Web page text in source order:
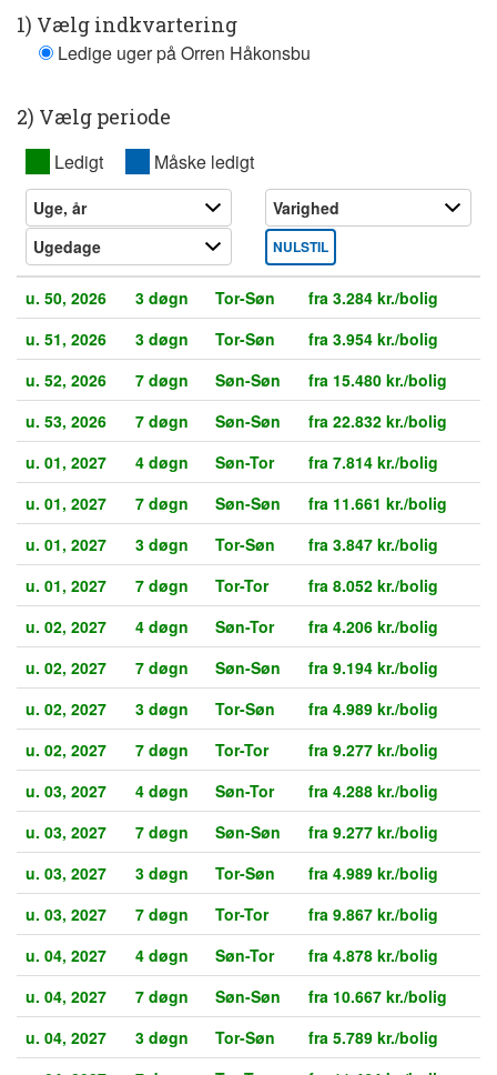
1) Vælg indkvartering
Ledige uger på Orren Håkonsbu
2) Vælg periode
Ledigt Måske ledigt
NULSTIL
u. 50, 2026 3 døgn Tor-Søn
fra 3.284 kr./bolig
u. 51, 2026
3 døgn Tor-Søn
fra 3.954 kr./bolig
u. 52, 2026
7 døgn Søn-Søn
fra 15.480 kr./bolig
u. 53, 2026
7 døgn Søn-Søn
fra 22.832 kr./bolig
u. 01, 2027
4 døgn Søn-Tor
fra 7.814 kr./bolig
u. 01, 2027
7 døgn Søn-Søn
fra 11.661 kr./bolig
u. 01, 2027
3 døgn Tor-Søn
fra 3.847 kr./bolig
u. 01, 2027
7 døgn Tor-Tor
fra 8.052 kr./bolig
u. 02, 2027
4 døgn Søn-Tor
fra 4.206 kr./bolig
u. 02, 2027
7 døgn Søn-Søn
fra 9.194 kr./bolig
u. 02, 2027
3 døgn Tor-Søn
fra 4.989 kr./bolig
u. 02, 2027
7 døgn Tor-Tor
fra 9.277 kr./bolig
u. 03, 2027
4 døgn Søn-Tor
fra 4.288 kr./bolig
u. 03, 2027
7 døgn Søn-Søn
fra 9.277 kr./bolig
u. 03, 2027
3 døgn Tor-Søn
fra 4.989 kr./bolig
u. 03, 2027
7 døgn Tor-Tor
fra 9.867 kr./bolig
u. 04, 2027
4 døgn Søn-Tor
fra 4.878 kr./bolig
u. 04, 2027
7 døgn Søn-Søn
fra 10.667 kr./bolig
u. 04, 2027
3 døgn Tor-Søn
fra 5.789 kr./bolig